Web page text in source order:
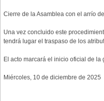
Cierre de la Asamblea con el arrío
Una vez concluido este
tendrá lugar el traspaso de los
El acto marcará el inicio oficial de
Miércoles, 10 de diciembre de 2025